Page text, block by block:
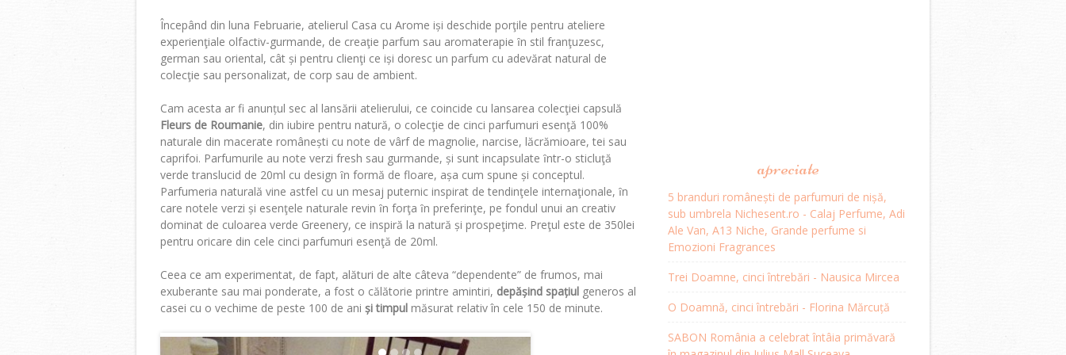
Începând din luna Februarie, atelierul Casa cu Arome iși deschide porţile pentru ateliere
experienţiale olfactiv-gurmande, de creaţie parfum sau aromaterapie ȋn stil franţuzesc,
german sau oriental, cât și pentru clienţi ce iși doresc un parfum cu adevărat natural de
colecţie sau personalizat, de corp sau de ambient.
Cam acesta ar fi anunțul sec al lansării atelierului, ce coincide cu lansarea colecţiei capsulă
Fleurs de Roumanie, din iubire pentru natură, o colecţie de cinci parfumuri esenţă 100%
naturale din macerate românești cu note de vârf de magnolie, narcise, lăcrămioare, tei sau
caprifoi. Parfumurile au note verzi fresh sau gurmande, și sunt incapsulate ȋntr-o sticluţă
verde translucid de 20ml cu design ȋn formă de floare, așa cum spune și conceptul.
Parfumeria naturală vine astfel cu un mesaj puternic inspirat de tendinţele internaţionale, ȋn
care notele verzi și esenţele naturale revin ȋn forţa ȋn preferinţe, pe fondul unui an creativ
dominat de culoarea verde Greenery, ce inspiră la natură și prospeţime. Preţul este de 350lei
pentru oricare din cele cinci parfumuri esenţă de 20ml.
Ceea ce am experimentat, de fapt, alături de alte câteva “dependente” de frumos, mai
exuberante sau mai ponderate, a fost o călătorie printre amintiri, depășind spațiul generos al
casei cu o vechime de peste 100 de ani și timpul măsurat relativ în cele 150 de minute.
apreciate
5 branduri românești de parfumuri de nișă,
sub umbrela Nichesent.ro - Calaj Perfume, Adi
Ale Van, A13 Niche, Grande perfume si
Emozioni Fragrances
Trei Doamne, cinci întrebări - Nausica Mircea
O Doamnă, cinci întrebări - Florina Mărcuță
SABON România a celebrat întâia primăvară